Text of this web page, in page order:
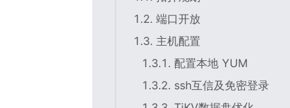
1.2. 端口开放
1.3. 主机配置
1.3.1. 配置本地 YUM
1.3.2. ssh互信及免密登录